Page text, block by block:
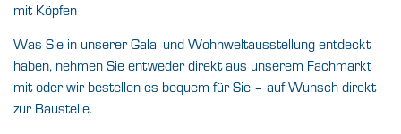
mit Köpfen
Was Sie in unserer Gala- und Wohnweltausstellung entdeckt
haben, nehmen Sie entweder direkt aus unserem Fachmarkt
mit oder wir bestellen es bequem für Sie – auf Wunsch direkt
zur Baustelle.